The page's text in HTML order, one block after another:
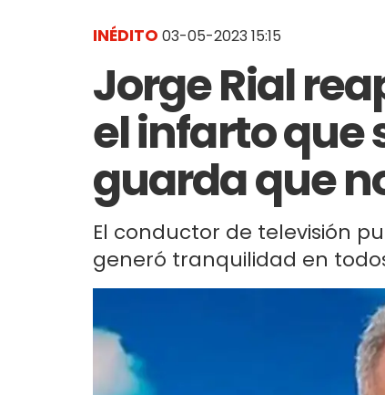
INÉDITO 03-05-2023 15:15
Jorge Rial
el infarto que
guarda que
El conductor de televisión
generó tranquilidad en